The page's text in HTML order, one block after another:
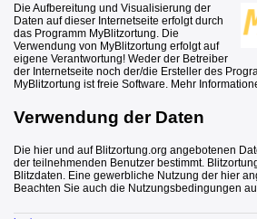
Die Aufbereitung und Visualisierung der
Daten auf dieser Internetseite erfolgt durch
das Programm MyBlitzortung. Die
Verwendung von MyBlitzortung erfolgt auf
eigene Verantwortung! Weder der Betreiber
der Internetseite noch der/die Ersteller des
MyBlitzortung ist freie Software. Mehr
Verwendung der Daten
Die hier und auf Blitzortung.org angebotenen
der teilnehmenden Benutzer bestimmt.
Blitzdaten. Eine gewerbliche Nutzung der hier
Beachten Sie auch die Nutzungsbedingungen